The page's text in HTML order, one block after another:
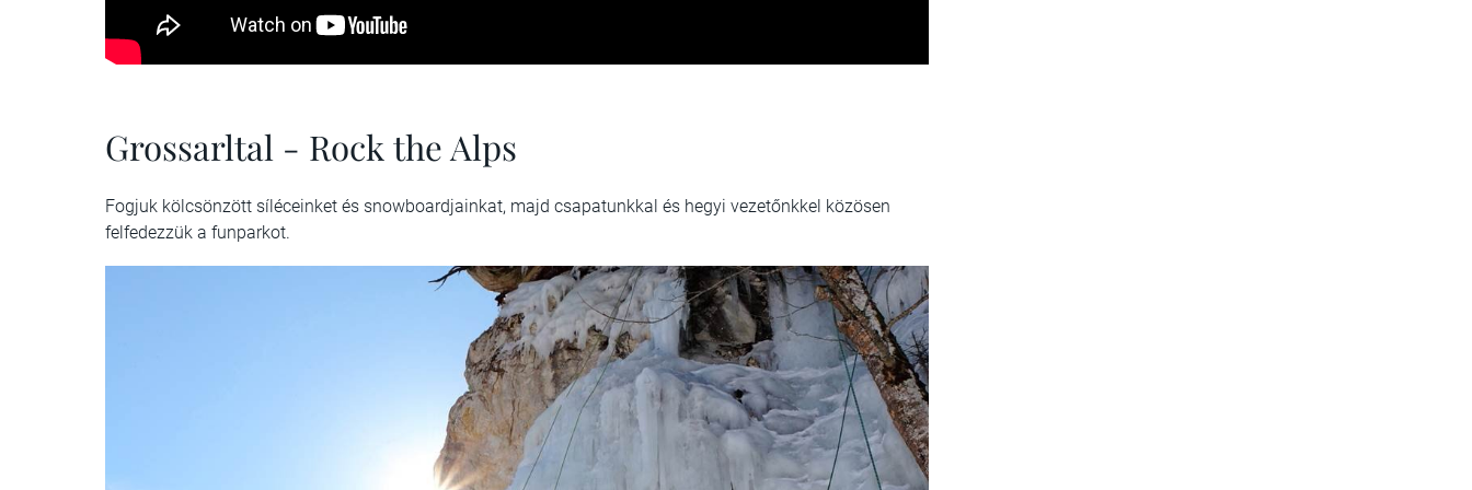
Grossarltal - Rock the Alps
Fogjuk kölcsönzött síléceinket és snowboardjainkat, majd csapatunkkal és hegyi vezetőnkkel közösen
felfedezzük a funparkot.